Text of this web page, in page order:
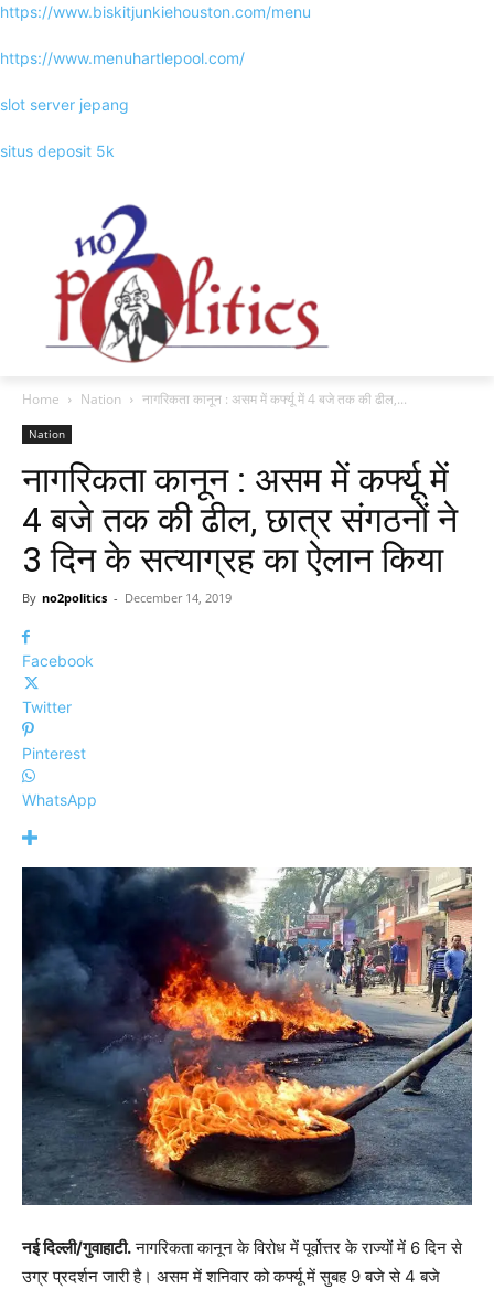
https://www.biskitjunkiehouston.com/menu
https://www.menuhartlepool.com/
slot server jepang
situs deposit 5k
Home Nation नागरिकता कानून : असम में कर्फ्यू में 4 बजे तक की ढील,...
Nation
नागरिकता कानून : असम में कर्फ्यू में
4 बजे तक की ढील, छात्र संगठनों ने
3 दिन के सत्याग्रह का ऐलान किया
By no2politics - December 14, 2019
Facebook
Twitter
Pinterest
WhatsApp
नई दिल्ली/गुवाहाटी.नागरिकता कानून के विरोध में पूर्वोत्तर के राज्यों में 6 दिन से
उग्र प्रदर्शन जारी है। असम में शनिवार को कर्फ्यू में सुबह 9 बजे से 4 बजे